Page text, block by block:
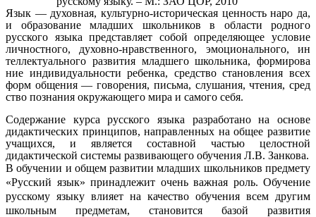
Язык — духовная, культурно-историческая ценность наро да,
и образование младших школьников в области родного
русского языка представляет собой определяющее условие
личностного, духовно-нравственного, эмоционального, ин
теллектуального развития младшего школьника, формирова
ние индивидуальности ребенка, средство становления всех
форм общения — говорения, письма, слушания, чтения, сред
ство познания окружающего мира и самого себя.
Содержание курса русского языка разработано на основе
дидактических принципов, направленных на общее развитие
учащихся, и является составной частью целостной
дидактической системы развивающего обучения Л.В. Занкова.
В обучении и общем развитии младших школьников предмету
«Русский язык» принадлежит очень важная роль. Обучение
русскому языку влияет на качество обучения всем другим
школьным предметам, становится базой развития